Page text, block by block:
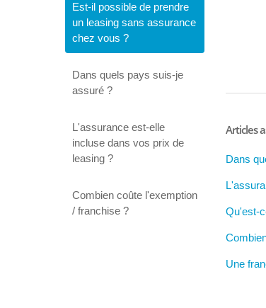
Est-il possible de prendre
un leasing sans assurance
chez vous ?
Dans quels pays suis-je
assuré ?
L'assurance est-elle
incluse dans vos prix de
leasing ?
Combien coûte l'exemption
/ franchise ?
Articles
Dans
Qu'est-
Une